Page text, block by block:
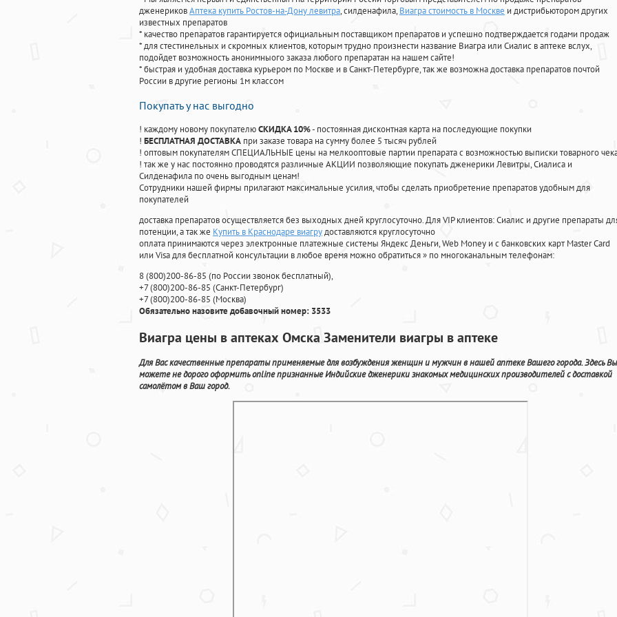
дженериковАптека купить Ростов-на-Дону левитра, силденафила, Виагра стоимость в Москве и дистрибьютором других
известных препаратов
* качество препаратов гарантируется официальным поставщиком препаратов и успешно подтверждается годами продаж
* для стестинельных и скромных клиентов, которым трудно произнести название Виагра или Сиалис в аптеке вслух,
подойдет возможность анонимныого заказа любого препаратан на нашем сайте!
* быстрая и удобная доставка курьером по Москве и в Санкт-Петербурге, так же возможна доставка препаратов почтой
России в другие регионы 1м классом
Покупать у нас выгодно
! каждому новому покупателюСКИДКА 10%- постоянная дисконтная карта на последующие покупки
! БЕСПЛАТНАЯ ДОСТАВКА при заказе товара на сумму более 5 тысяч рублей
! оптовым покупателям СПЕЦИАЛЬНЫЕ цены на мелкооптовые партии препарата с возможностью выписки товарного
! так же у нас постоянно проводятся различные АКЦИИ позволяющие покупать дженерики Левитры, Сиалиса и
Силденафила по очень выгодным ценам!
Cотрудники нашей фирмы прилагают максимальные усилия, чтобы сделать приобретение препаратов удобным для
покупателей
доставка препаратов осуществляется без выходных дней круглосуточно. Для VIP клиентов: Сиалис и другие препараты
потенции, а так же Купить в Краснодаре виагрудоставляются круглосуточно
оплата принимаются через электронные платежные системы Яндекс Деньги, Web Money и с банковских карт Master Card
или Visa для бесплатной консультации в любое время можно обратиться» по многоканальным телефонам:
8(800)200-86-85 (по России звонок бесплатный),
+7(800)200-86-85 (Санкт-Петербург)
+7(800)200-86-85 (Москва)
Обязательно назовите добавочный номер: 3533
Виагра цены в аптеках Омска Заменители виагры в аптеке
Для Вас качественные препараты применяемые для возбуждения женщин и мужчин в нашей аптеке Вашего города. Здесь Вы
можете не дорого оформить online признанные Индийские дженерики знакомых медицинских производителей с доставкой
самолётом в Ваш город.